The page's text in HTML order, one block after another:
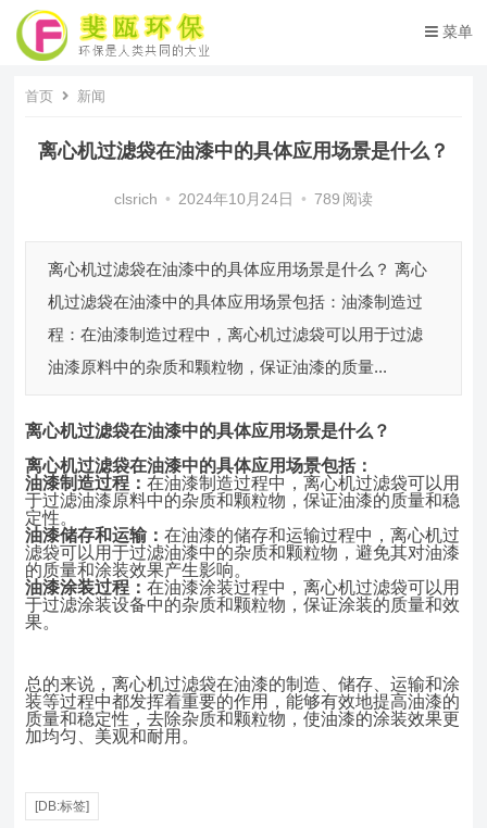
菜单
首页 新闻
离心机过滤袋在油漆中的具体应用场景是什么？
clsrich • 2024年10月24日 • 789 阅读
离心机过滤袋在油漆中的具体应用场景是什么？ 离心
机过滤袋在油漆中的具体应用场景包括：油漆制造过
程：在油漆制造过程中，离心机过滤袋可以用于过滤
油漆原料中的杂质和颗粒物，保证油漆的质量...
离心机过滤袋在油漆中的具体应用场景是什么？
离心机过滤袋在油漆中的具体应用场景包括：
油漆制造过程：在油漆制造过程中，离心机过滤袋可以用
于过滤油漆原料中的杂质和颗粒物，保证油漆的质量和稳
定性。
油漆储存和运输：在油漆的储存和运输过程中，离心机过
滤袋可以用于过滤油漆中的杂质和颗粒物，避免其对油漆
的质量和涂装效果产生影响。
油漆涂装过程：在油漆涂装过程中，离心机过滤袋可以用
于过滤涂装设备中的杂质和颗粒物，保证涂装的质量和效
果。
总的来说，离心机过滤袋在油漆的制造、储存、运输和涂
装等过程中都发挥着重要的作用，能够有效地提高油漆的
质量和稳定性，去除杂质和颗粒物，使油漆的涂装效果更
加均匀、美观和耐用。
[DB:标签]